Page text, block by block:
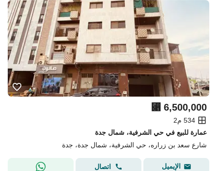
⃁ 6,500,000
534 م2
عمارة للبيع في حي الشرفية، شمال جدة
شارع سعد بن زراره، حي الشرفية، شمال جدة، جدة
الإيميل اتصال